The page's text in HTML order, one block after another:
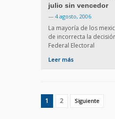
julio sin vencedor
— 4 agosto, 2006
La mayoría de los
de incorrecta la
Federal Electoral
Leer más
1 2 Siguiente